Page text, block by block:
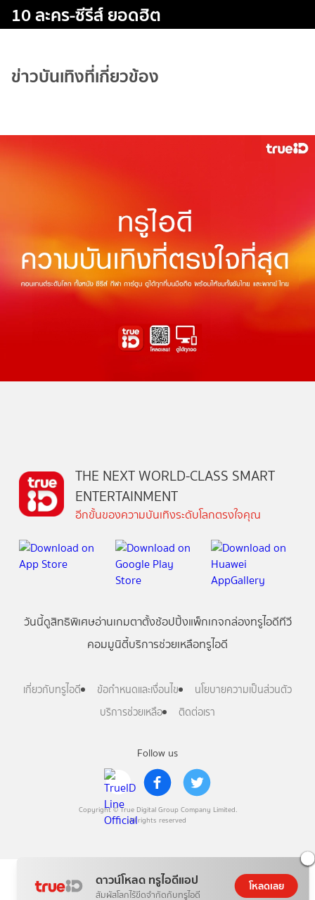
10 ละคร-ซีรีส์ ยอดฮิต
ข่าวบันเทิงที่เกี่ยวข้อง
ดาวน์โหลด ทรูไอดีแอป
สัมผัสโลกไร้ขีดจำกัดกับทรูไอดี
โหลดเลย
Follow us
Copyright © True Digital Group Company Limited.
All rights reserved
THE NEXT WORLD-CLASS SMART
ENTERTAINMENT
อีกขั้นของความบันเทิงระดับโลกตรงใจคุณ
วันนี้ดูสิทธิพิเศษอ่านเกมตาตั้งช้อปปิ้งแพ็กเกจกล่องทรูไอดีทีวี
คอมมูนิตี้บริการช่วยเหลือทรูไอดี
เกี่ยวกับทรูไอดี ข้อกำหนดและเงื่อนไข
นโยบายความเป็นส่วนตัว
บริการช่วยเหลือ
ติดต่อเรา